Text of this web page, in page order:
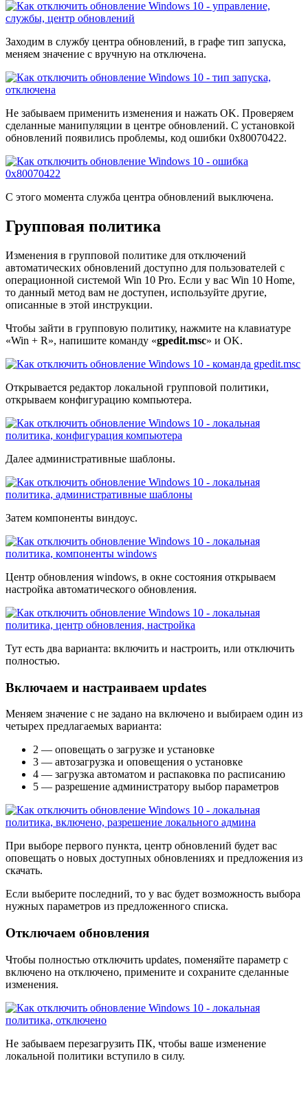
Заходим в службу центра обновлений, в графе тип запуска,
меняем значение с вручную на отключена.
Не забываем применить изменения и нажать OK. Проверяем
сделанные манипуляции в центре обновлений. С установкой
обновлений появились проблемы, код ошибки 0х80070422.
С этого момента служба центра обновлений выключена.
Групповая политика
Изменения в групповой политике для отключений
автоматических обновлений доступно для пользователей с
операционной системой Win 10 Pro. Если у вас Win 10 Home,
то данный метод вам не доступен, используйте другие,
описанные в этой инструкции.
Чтобы зайти в групповую политику, нажмите на клавиатуре
«Win + R», напишите команду «gpedit.msc» и OK.
Открывается редактор локальной групповой политики,
открываем конфигурацию компьютера.
Далее административные шаблоны.
Затем компоненты виндоус.
Центр обновления windows, в окне состояния открываем
настройка автоматического обновления.
Тут есть два варианта: включить и настроить, или отключить
полностью.
Включаем и настраиваем updates
Меняем значение с не задано на включено и выбираем один из
четырех предлагаемых варианта:
2 — оповещать о загрузке и установке
3 — автозагрузка и оповещения о установке
4 — загрузка автоматом и распаковка по расписанию
5 — разрешение администратору выбор параметров
При выборе первого пункта, центр обновлений будет вас
оповещать о новых доступных обновлениях и предложения из
скачать.
Если выберите последний, то у вас будет возможность выбора
нужных параметров из предложенного списка.
Отключаем обновления
Чтобы полностью отключить updates, поменяйте параметр с
включено на отключено, примените и сохраните сделанные
изменения.
Не забываем перезагрузить ПК, чтобы ваше изменение
локальной политики вступило в силу.